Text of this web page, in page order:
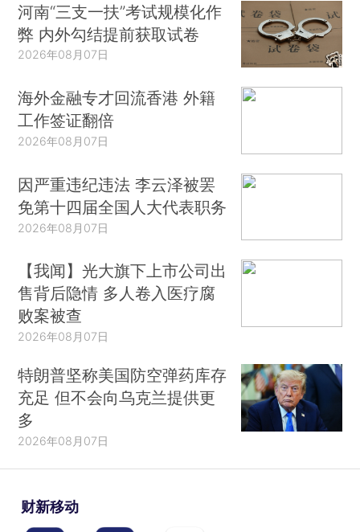
河南“三支一扶”考试规模化作
弊 内外勾结提前获取试卷
2026年08月07日
海外金融专才回流香港 外籍
工作签证翻倍
2026年08月07日
因严重违纪违法 李云泽被罢
免第十四届全国人大代表职务
2026年08月07日
【我闻】光大旗下上市公司出
售背后隐情 多人卷入医疗腐
败案被查
2026年08月07日
特朗普坚称美国防空弹药库存
充足 但不会向乌克兰提供更
多
2026年08月07日
财新移动